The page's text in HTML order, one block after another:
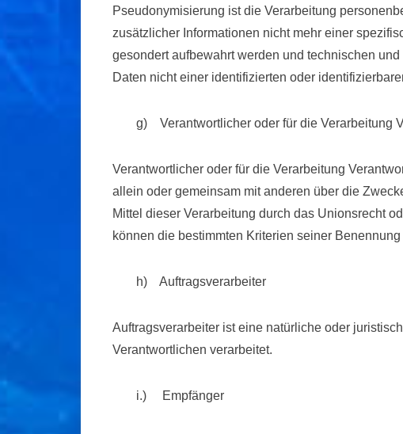
Pseudonymisierung ist die Verarbeitung
zusätzlicher Informationen nicht mehr einer
gesondert aufbewahrt werden und technischen
Daten nicht einer identifizierten oder
g) Verantwortlicher oder für die Verarbeitung
Verantwortlicher oder für die Verarbeitung
allein oder gemeinsam mit anderen über die
Mittel dieser Verarbeitung durch das Unionsrecht
können die bestimmten Kriterien seiner
h) Auftragsverarbeiter
Auftragsverarbeiter ist eine natürliche oder
Verantwortlichen verarbeitet.
i.) Empfänger